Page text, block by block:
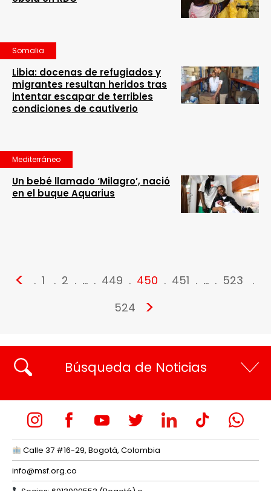
Somalia
Libia: docenas de refugiados y
migrantes resultan heridos tras
intentar escapar de terribles
condiciones de cautiverio
Mediterráneo
Un bebé llamado ‘Milagro’, nació
en el buque Aquarius
< 1 2 … 449 450 451 …
523
524
>
Búsqueda de Noticias
Calle 37 #16-29, Bogotá, Colombia
info@msf.org.co